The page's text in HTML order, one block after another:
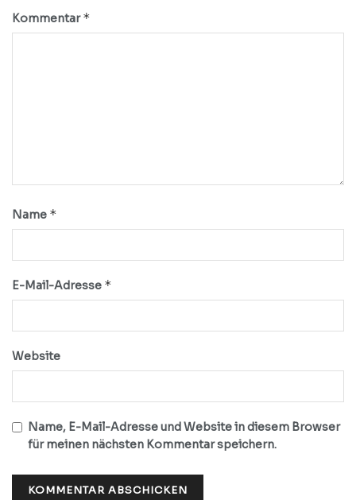
Kommentar*
Name *
E-Mail-Adresse *
Website
Name, E-Mail-Adresse und Website in diesem Browser
für meinen nächsten Kommentar speichern.